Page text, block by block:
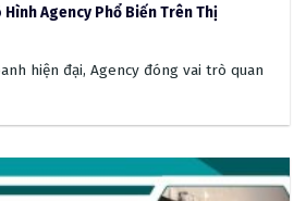
Hình Agency Phổ Biến Trên Thị
hiện đại, Agency đóng vai trò quan